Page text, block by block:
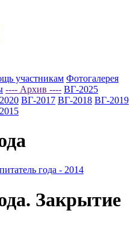
участникам Фотогалерея
---- Архив ---- ВГ-2025
ВГ-2017 ВГ-2018 ВГ-2019
года - 2014
Закрытие